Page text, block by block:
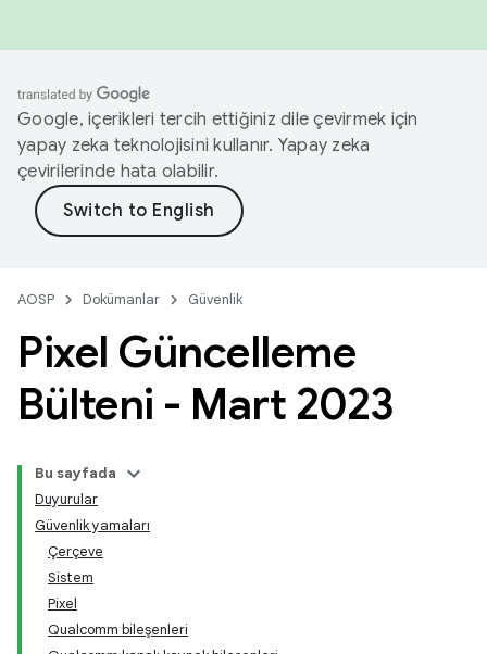
Google, içerikleri tercih ettiğiniz dile çevirmek için
yapay zeka teknolojisini kullanır. Yapay zeka
çevirilerinde hata olabilir.
AOSP Dokümanlar Güvenlik
Pixel Güncelleme
Bülteni - Mart 2023
Bu sayfada
Duyurular
Güvenlik yamaları
Çerçeve
Sistem
Pixel
Qualcomm bileşenleri